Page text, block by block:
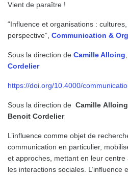
Vient de paraître !
“Influence et organisations :
perspective”, Communication &
Sous la direction de Camille Alloing
Cordelier
https://doi.org/10.4000/
Sous la direction de Camille
Benoit Cordelier
L’influence comme objet de
communication en particulier,
et approches, mettant en leur
les interactions sociales. L’influence